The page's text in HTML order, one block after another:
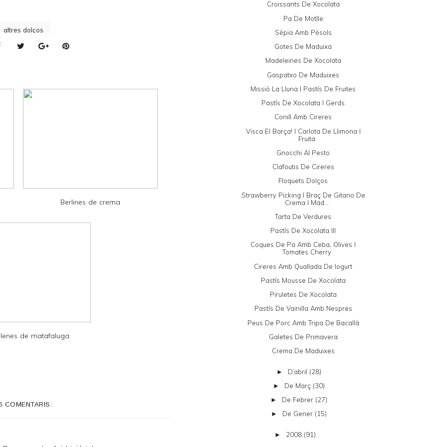
altres dolços
Berlines de crema
de matafaluga
COMENTARIS:
Croissants De Xocolata
Pa De Motlle
Sèpia Amb Pèsols
Gotes De Maduixa
Madeleines De Xocolata
Gaspatxo De Maduixes
Missió La Lluna I Pastís De Fruites
Pastís De Xocolata I Gerds
Conill Amb Cireres
Visca El Barça! I Carlota De Llimona I
Fruita
Gnocchi Al Pesto
Clafoutis De Cireres
Floquets Dolços
Strawberry Picking I Braç De Gitano De
Crema I Mad...
Tarta De Verdures
Pastís De Xocolata III
Coques De Pa Amb Ceba, Olives I
Tomates Cherry
Cireres Amb Quallada De Iogurt
Pastís Mousse De Xocolata
Piruletes De Xocolata
Pastís De Vainilla Amb Nespres
Peus De Porc Amb Tripa De Bacallà
Galetes De Primavera
Crema De Maduixes
► D’abril (28)
► De Març (30)
► De Febrer (27)
► De Gener (15)
► 2008 (91)